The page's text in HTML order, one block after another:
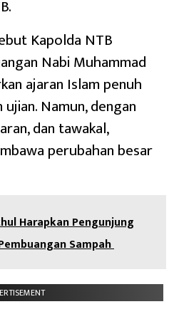
Kapolda NTB
Nabi Muhammad
ajaran Islam penuh
Namun, dengan
dan tawakal,
perubahan besar
Harapkan Pengunjung
Sampah